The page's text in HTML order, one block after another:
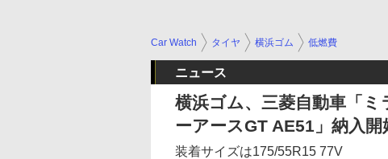
Car Watch タイヤ 横浜ゴム 低燃費
ニュース
横浜ゴム、三菱自動車「
ーアースGT AE51」納入開
装着サイズは175/55R15 77V